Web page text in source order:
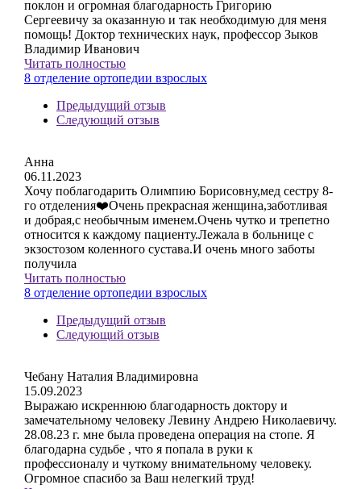
поклон и огромная благодарность Григорию
Сергеевичу за оказанную и так необходимую для меня
помощь! Доктор технических наук, профессор Зыков
Владимир Иванович
Читать полностью
8 отделение ортопедии взрослых
Предыдущий отзыв
Следующий отзыв
Анна
06.11.2023
Хочу поблагодарить Олимпию Борисовну,мед сестру 8-
го отделения❤️Очень прекрасная женщина,заботливая
и добрая,с необычным именем.Очень чутко и трепетно
относится к каждому пациенту.Лежала в больнице с
экзостозом коленного сустава.И очень много заботы
получила
Читать полностью
8 отделение ортопедии взрослых
Предыдущий отзыв
Следующий отзыв
Чебану Наталия Владимировна
15.09.2023
Выражаю искреннюю благодарность доктору и
замечательному человеку Левину Андрею Николаевичу.
28.08.23 г. мне была проведена операция на стопе. Я
благодарна судьбе , что я попала в руки к
профессионалу и чуткому внимательному человеку.
Огромное спасибо за Ваш нелегкий труд!